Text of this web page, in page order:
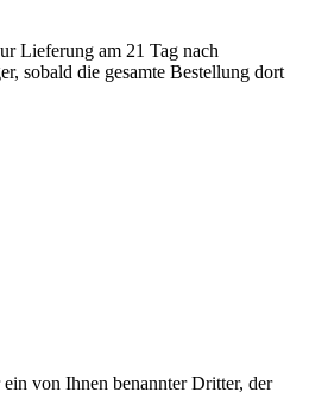
Lieferung am 21 Tag nach
sobald die gesamte Bestellung dort
von Ihnen benannter Dritter, der